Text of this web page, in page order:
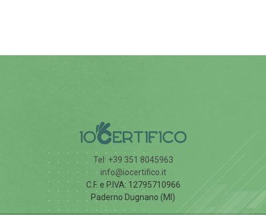
Tel: +39 351 8045963
info@iocertifico.it
C.F. e P.IVA: 12795710966
Paderno Dugnano (MI)